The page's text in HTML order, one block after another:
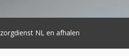
NL en afhalen